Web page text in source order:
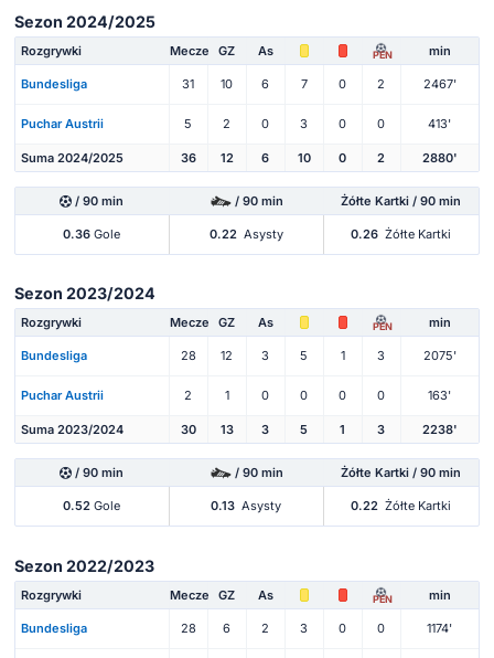
Sezon 2024/2025
Rozgrywki Mecze GZ As PEN min
Bundesliga 31 10 6 7 0 2 2467'
Puchar Austrii 5 2 0 3 0 0 413'
Suma 2024/2025 36 12 6 10 0 2 2880'
/ 90 min / 90 min Żółte Kartki / 90 min
0.36 Gole 0.22 Asysty 0.26 Żółte Kartki
Sezon 2023/2024
Rozgrywki Mecze GZ As PEN min
Bundesliga 28 12 3 5 1 3 2075'
Puchar Austrii 2 1 0 0 0 0 163'
Suma 2023/2024 30 13 3 5 1 3 2238'
/ 90 min / 90 min Żółte Kartki / 90 min
0.52 Gole 0.13 Asysty 0.22 Żółte Kartki
Sezon 2022/2023
Rozgrywki Mecze GZ As PEN min
Bundesliga 28 6 2 3 0 0 1174'